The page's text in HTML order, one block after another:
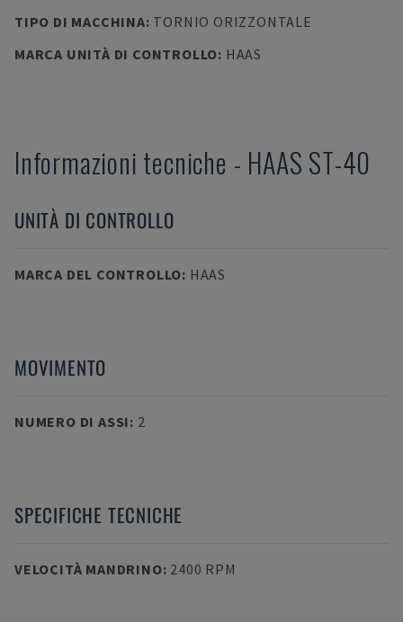
TIPO DI MACCHINA: TORNIO ORIZZONTALE
MARCA UNITÀ DI CONTROLLO: HAAS
Informazioni tecniche - HAAS ST-40
UNITÀ DI CONTROLLO
MARCA DEL CONTROLLO: HAAS
MOVIMENTO
NUMERO DI ASSI: 2
SPECIFICHE TECNICHE
VELOCITÀ MANDRINO: 2400 RPM